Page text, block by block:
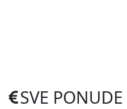
SVE PONUDE